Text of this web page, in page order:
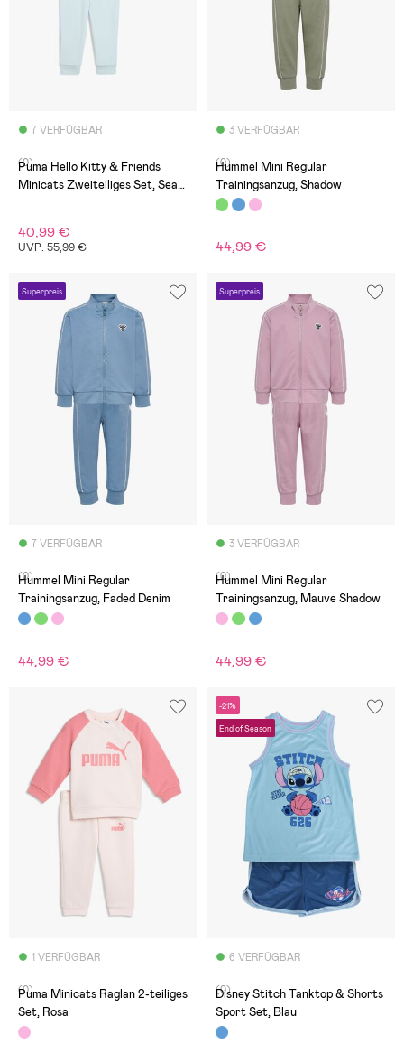
7 VERFÜGBAR
(0)
Puma Hello Kitty & Friends
Minicats Zweiteiliges Set, Sea
40,99 €
UVP: 55,99 €
3 VERFÜGBAR
(0)
Hummel Mini Regular
Trainingsanzug, Shadow
44,99 €
Superpreis
7 VERFÜGBAR
(0)
Hummel Mini Regular
Trainingsanzug, Faded Denim
44,99 €
Superpreis
3 VERFÜGBAR
(0)
Hummel Mini Regular
Trainingsanzug, Mauve Shadow
44,99 €
1 VERFÜGBAR
(0)
Puma Minicats Raglan 2-teiliges
Set, Rosa
-21%
End of Season
6 VERFÜGBAR
(0)
Disney Stitch Tanktop & Shorts
Sport Set, Blau